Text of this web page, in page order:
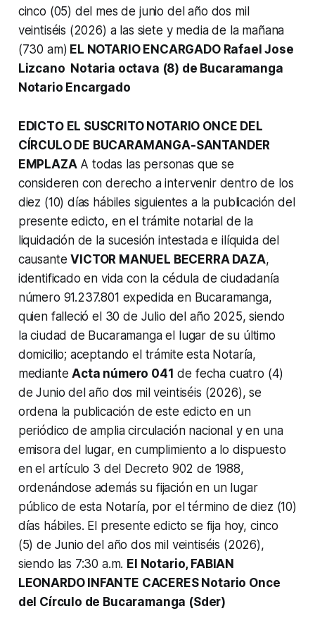
cinco (05) del mes de junio del año dos mil
veintiséis (2026) a las siete y media de la mañana
(730 am) EL NOTARIO ENCARGADO Rafael Jose
Lizcano Notaria octava (8) de Bucaramanga
Notario Encargado
EDICTО EL SUSCRITO NOTARIO ONCE DEL
CÍRCULO DE BUCARAMANGA-SANTANDER
EMPLAZAA todas las personas que se
consideren con derecho a intervenir dentro de los
diez (10) días hábiles siguientes a la publicación del
presente edicto, en el trámite notarial de la
liquidación de la sucesión intestada e ilíquida del
causanteVICTOR MANUEL BECERRA DAZA,
identificado en vida con la cédula de ciudadanía
número 91.237.801 expedida en Bucaramanga,
quien falleció el 30 de Julio del año 2025, siendo
la ciudad de Bucaramanga el lugar de su último
domicilio; aceptando el trámite esta Notaría,
medianteActa número 041 de fecha cuatro (4)
de Junio del año dos mil veintiséis (2026), se
ordena la publicación de este edicto en un
periódico de amplia circulación nacional y en una
emisora del lugar, en cumplimiento a lo dispuesto
en el artículo 3 del Decreto 902 de 1988,
ordenándose además su fijación en un lugar
público de esta Notaría, por el término de diez (10)
días hábiles. El presente edicto se fija hoy, cinco
(5) de Junio del año dos mil veintiséis (2026),
siendo las 7:30 a.m. El Notario, FABIAN
LEONARDO INFANTE CACERES Notario Once
del Círculo de Bucaramanga (Sder)